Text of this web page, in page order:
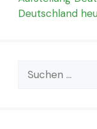
Deutschland
Suchen
nach: